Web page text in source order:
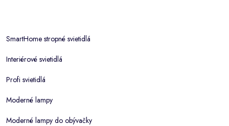
SmartHome stropné svietidlá
Interiérové svietidlá
Profi svietidlá
Moderné lampy
Moderné lampy do obývačky